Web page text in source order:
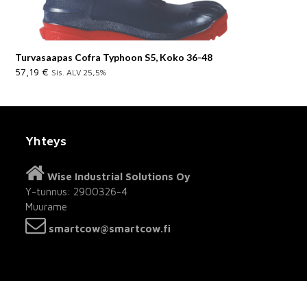
Turvasaapas Cofra Typhoon S5, Koko 36-48
57,19 € Sis. ALV 25,5%
Yhteys
Wise Industrial Solutions Oy
Y-tunnus: 2900326-4
Muurame
smartcow@smartcow.fi